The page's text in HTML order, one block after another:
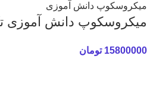
میکروسکوپ دانش آموزی
میکروسکوپ دانش
15800000 تومان